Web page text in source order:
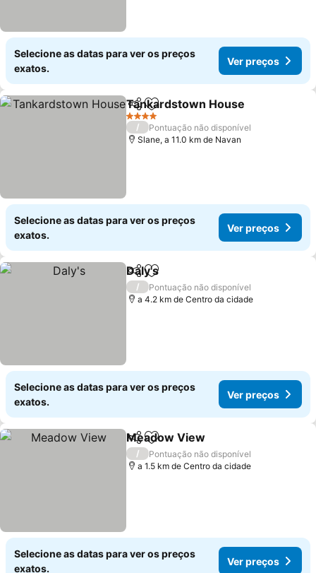
Selecione as datas para ver os preços
exatos.
Ver preços
PartilharAdicionar aos favoritos
Tankardstown House
4 Estrelas
/
Pontuação não disponível
Slane, a 11.0 km de Navan
Selecione as datas para ver os preços
exatos.
Ver preços
PartilharAdicionar aos favoritos
Daly's
/
Pontuação não disponível
a 4.2 km de Centro da cidade
Selecione as datas para ver os preços
exatos.
Ver preços
PartilharAdicionar aos favoritos
Meadow View
/
Pontuação não disponível
a 1.5 km de Centro da cidade
Selecione as datas para ver os preços
exatos.
Ver preços